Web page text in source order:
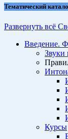
Тематический
Развернуть всё
Введение.
Звуки
Курсы